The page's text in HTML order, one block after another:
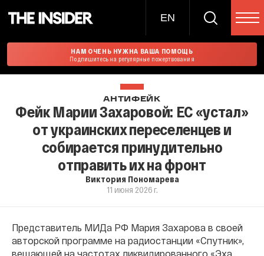
EN
НАМ ОЧЕНЬ НУЖНА ВАША ПОМОЩЬ
Подпишитесь на регулярные пожертвования
АНТИФЕЙК
Фейк Марии Захаровой: ЕС «устал»
от украинских переселенцев и
собирается принудительно
отправить их на фронт
Виктория Пономарева
11 июня 2026 г.
Представитель МИДа РФ Мария Захарова в своей
авторской программе на радиостанции «Спутник»,
вещающей на частотах ликвидированного «Эха